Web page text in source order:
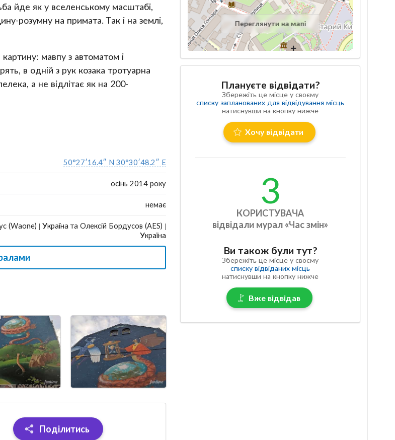
йде як у вселенському масштабі,
розумну на примата. Так і на землі,
мавпу з автоматом і
в одній з рук козака тротуарна
а не відлітає як на 200-
50°27′16.4″ N 30°30′48.2″ E
осінь 2014 року
немає
| Україна та Олексій Бордусов (AES) |
Україна
Поділитись
Переглянути на мапі
Плануєте відвідати?
Збережіть це місце у своєму
списку запланованих для відвідування місць
натиснувши на кнопку нижче
Хочу відвідати
3
КОРИСТУВАЧА
відвідали мурал «Час змін»
Ви також були тут?
Збережіть це місце у своєму
списку відвіданих місць
натиснувши на кнопку нижче
Вже відвідав